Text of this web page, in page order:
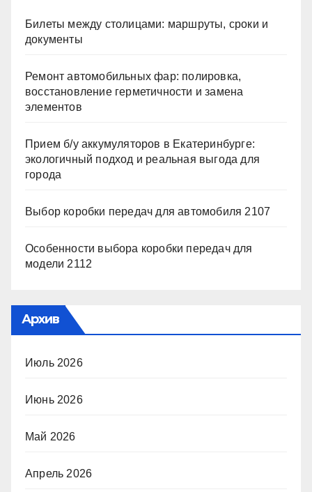
Билеты между столицами: маршруты, сроки и
документы
Ремонт автомобильных фар: полировка,
восстановление герметичности и замена
элементов
Прием б/у аккумуляторов в Екатеринбурге:
экологичный подход и реальная выгода для
города
Выбор коробки передач для автомобиля 2107
Особенности выбора коробки передач для
модели 2112
Архив
Июль 2026
Июнь 2026
Май 2026
Апрель 2026